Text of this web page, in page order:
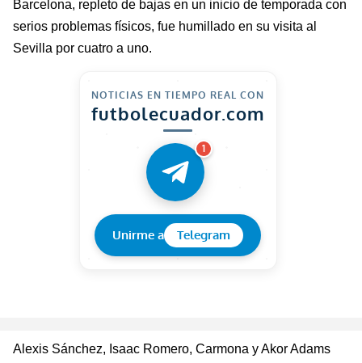
Barcelona, repleto de bajas en un inicio de temporada con
serios problemas físicos, fue humillado en su visita al
Sevilla por cuatro a uno.
NOTICIAS EN TIEMPO REAL CON
futbolecuador.com
1
Unirme a Telegram
Alexis Sánchez, Isaac Romero, Carmona yAkorAdams